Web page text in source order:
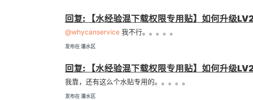
回复: 【水经验混下载权限专用贴】如何升级
@whycanservice 我不行。。。。。
发布在 灌水区
回复: 【水经验混下载权限专用贴】如何升级
我靠，还有这么个水贴专用的。。。。。
发布在 灌水区